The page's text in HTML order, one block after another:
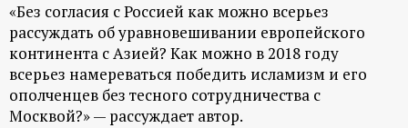
«Без согласия с Россией как можно всерьез
рассуждать об уравновешивании европейского
континента с Азией? Как можно в 2018 году
всерьез намереваться победить исламизм и его
ополченцев без тесного сотрудничества с
Москвой?» — рассуждает автор.